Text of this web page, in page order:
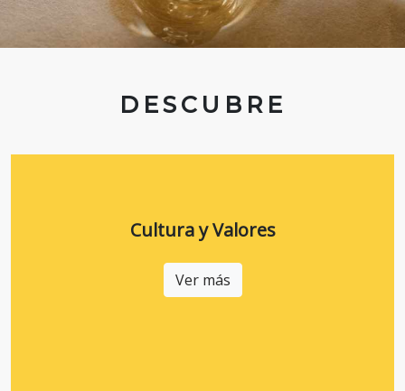
DESCUBRE
Cultura y Valores
Ver más